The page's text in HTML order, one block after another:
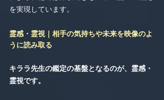
を実現しています。
霊感・霊視｜相手の気持ちや未来を映像のよ
うに読み取る
キララ先生の鑑定の基盤となるのが、霊感・
霊視です。